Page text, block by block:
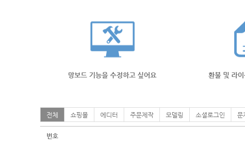
망보드 기능을 수정하고 싶어요 환불 및 라
전체 쇼핑몰 에디터 주문제작 모델링 소셜로그인 문
번호